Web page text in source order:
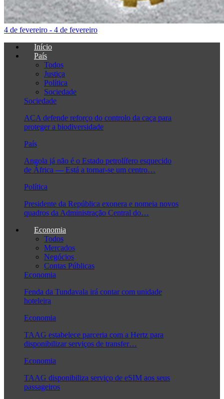
4 de fevereiro - 4 de fevereiro
Início
País
Todos
Justiça
Política
Sociedade
Sociedade
ACA defende reforço do controlo da caça para
proteger a biodiversidade
País
Angola já não é o Estado petrolífero esquecido
de África — Está a tornar-se um centro…
Política
Presidente da República exonera e nomeia novos
quadros da Administração Central do…
Economia
Todos
Mercados
Negócios
Contas Públicas
Economia
Fenda da Tundavala irá contar com unidade
hoteleira
Economia
TAAG estabelece parceria com a Hertz para
disponibilizar serviços de transfer…
Economia
TAAG disponibiliza serviço de eSIM aos seus
passageiros